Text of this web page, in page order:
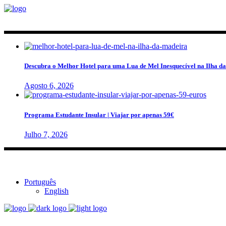
Descubra o Melhor Hotel para uma Lua de Mel Inesquecível na Ilha
Agosto 6, 2026
Programa Estudante Insular | Viajar por apenas 59€
Julho 7, 2026
Português
English